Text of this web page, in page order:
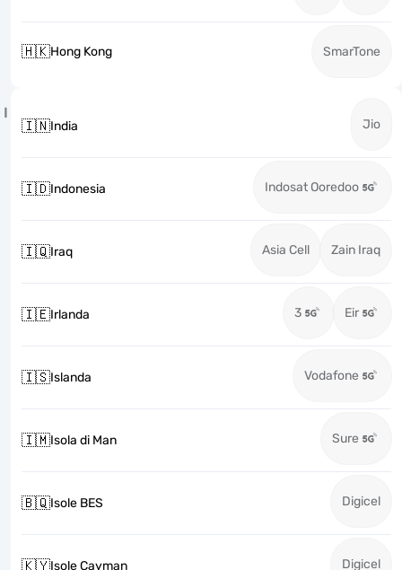
🇭🇰Hong Kong SmarTone
I
🇮🇳India Jio
🇮🇩Indonesia Indosat Ooredoo
🇮🇶Iraq Asia Cell Zain Iraq
🇮🇪Irlanda 3 Eir
🇮🇸Islanda Vodafone
🇮🇲Isola di Man Sure
🇧🇶Isole BES Digicel
🇰🇾Isole Cayman Digicel